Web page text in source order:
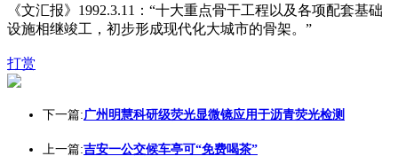
《文汇报》1992.3.11：“十大重点骨干工程以及各项配套基础
设施相继竣工，初步形成现代化大城市的骨架。”
打赏
下一篇:广州明慧科研级荧光显微镜应用于沥青荧光检测
上一篇:吉安一公交候车亭可“免费喝茶”